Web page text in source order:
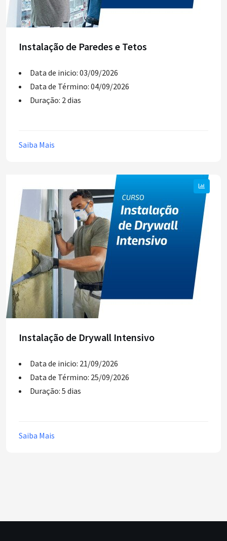
Instalação de Paredes e Tetos
Data de inicio: 03/09/2026
Data de Término: 04/09/2026
Duração: 2 dias
Saiba Mais
Instalação de Drywall Intensivo
Data de inicio: 21/09/2026
Data de Término: 25/09/2026
Duração: 5 dias
Saiba Mais